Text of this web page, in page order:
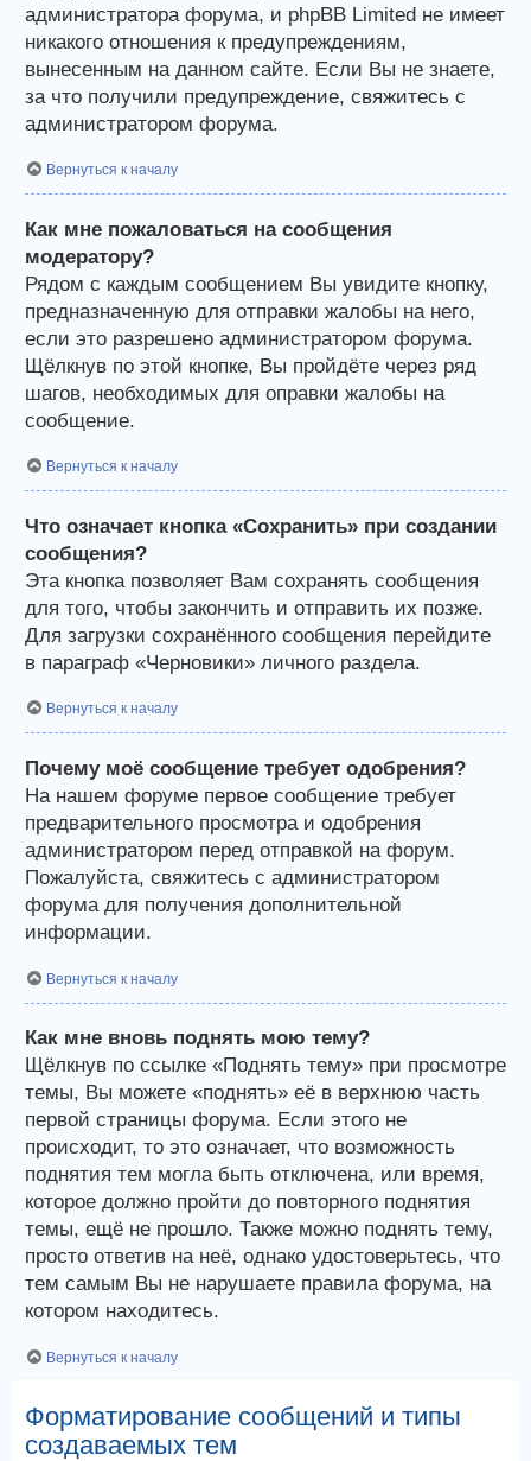
администратора форума, и phpBB Limited не имеет
никакого отношения к предупреждениям,
вынесенным на данном сайте. Если Вы не знаете,
за что получили предупреждение, свяжитесь с
администратором форума.
Вернуться к началу
Как мне пожаловаться на сообщения
модератору?
Рядом с каждым сообщением Вы увидите кнопку,
предназначенную для отправки жалобы на него,
если это разрешено администратором форума.
Щёлкнув по этой кнопке, Вы пройдёте через ряд
шагов, необходимых для оправки жалобы на
сообщение.
Вернуться к началу
Что означает кнопка «Сохранить» при создании
сообщения?
Эта кнопка позволяет Вам сохранять сообщения
для того, чтобы закончить и отправить их позже.
Для загрузки сохранённого сообщения перейдите
в параграф «Черновики» личного раздела.
Вернуться к началу
Почему моё сообщение требует одобрения?
На нашем форуме первое сообщение требует
предварительного просмотра и одобрения
администратором перед отправкой на форум.
Пожалуйста, свяжитесь с администратором
форума для получения дополнительной
информации.
Вернуться к началу
Как мне вновь поднять мою тему?
Щёлкнув по ссылке «Поднять тему» при просмотре
темы, Вы можете «поднять» её в верхнюю часть
первой страницы форума. Если этого не
происходит, то это означает, что возможность
поднятия тем могла быть отключена, или время,
которое должно пройти до повторного поднятия
темы, ещё не прошло. Также можно поднять тему,
просто ответив на неё, однако удостоверьтесь, что
тем самым Вы не нарушаете правила форума, на
котором находитесь.
Вернуться к началу
Форматирование сообщений и типы
создаваемых тем